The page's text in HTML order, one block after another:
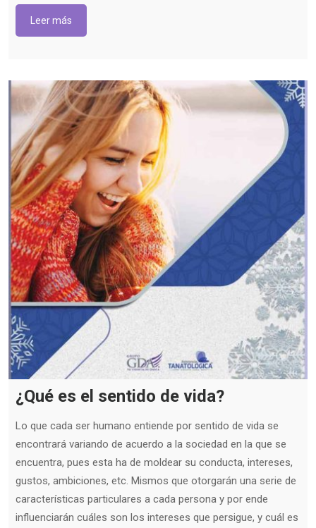
Leer más
¿Qué es el sentido de vida?
Lo que cada ser humano entiende por sentido de vida se
encontrará variando de acuerdo a la sociedad en la que se
encuentra, pues esta ha de moldear su conducta, intereses,
gustos, ambiciones, etc. Mismos que otorgarán una serie de
características particulares a cada persona y por ende
influenciarán cuáles son los intereses que persigue, y cuál es